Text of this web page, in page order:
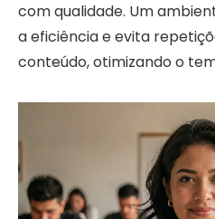
com qualidade. Um
a eficiência e evita
conteúdo, otimizando o